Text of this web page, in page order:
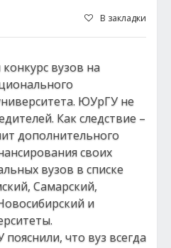
В закладки
вузов на
ЮУрГУ не
Как следствие –
дополнительного
своих
вузов в списке
Самарский,
и
что вуз всегда